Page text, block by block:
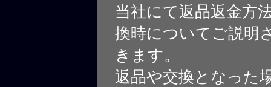
当社にて返品返金方
換時についてご説明
きます。
返品や交換となった